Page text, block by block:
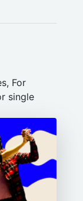
For
single